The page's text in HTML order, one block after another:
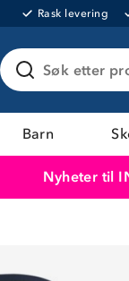
Rask levering
Søk etter
Barn
Nyheter til